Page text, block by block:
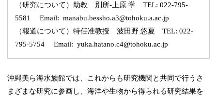
（研究について）助教 別所-上原 学 TEL: 022-795-
5581 Email: manabu.bessho.a3@tohoku.a.ac.jp
（報道について）特任准教授 波田野 悠夏 TEL: 022-
795-5754 Email: yuka.hatano.c4@tohoku.ac.jp
沖縄美ら海水族館では、これからも研究機関と共同で行うさ
まざまな研究に参画し、海洋や生物から得られる研究結果を